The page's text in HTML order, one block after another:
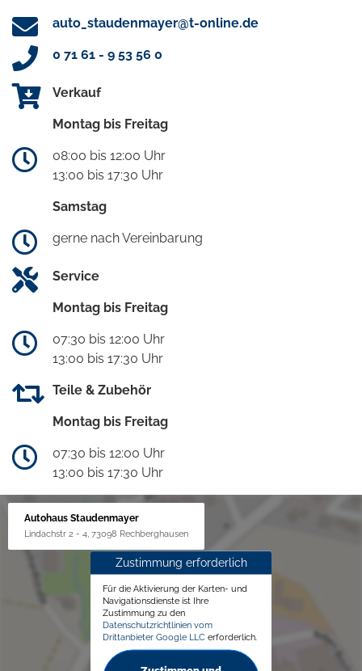
auto_staudenmayer@t-online.de
0 71 61 - 9 53 56 0
Verkauf
Montag bis Freitag
08:00 bis 12:00 Uhr
13:00 bis 17:30 Uhr
Samstag
gerne nach Vereinbarung
Service
Montag bis Freitag
07:30 bis 12:00 Uhr
13:00 bis 17:30 Uhr
Teile & Zubehör
Montag bis Freitag
07:30 bis 12:00 Uhr
13:00 bis 17:30 Uhr
Autohaus Staudenmayer
Lindachstr 2 - 4, 73098 Rechberghausen
Zustimmung erforderlich
Für die Aktivierung der Karten- und
Navigationsdienste ist Ihre
Zustimmung zu den
Datenschutzrichtlinien vom
Drittanbieter Google LLC erforderlich.